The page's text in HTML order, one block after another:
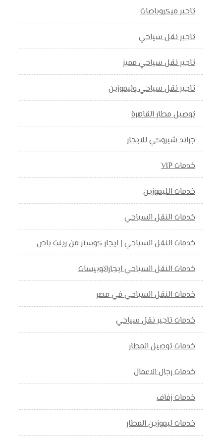
تاجير ميكروباصات
تاجير نقل سياحي
تاجير نقل سياحي مميز
تاجير نقل سياحي وليموزين
توصيل مطار القاهرة
جراند شيروكي للايجار
خدمات VIP
خدمات الليموزين
خدمات النقل السياحي
خدمات النقل السياحي | ايجار كوستر من رينت باص
خدمات النقل السياحي ايجاراتوبيسات
خدمات النقل السياحي في مصر
خدمات تاجير نقل سياحي
خدمات توصيل المطار
خدمات رجال الاعمال
خدمات زفاف
خدمات ليموزين المطار